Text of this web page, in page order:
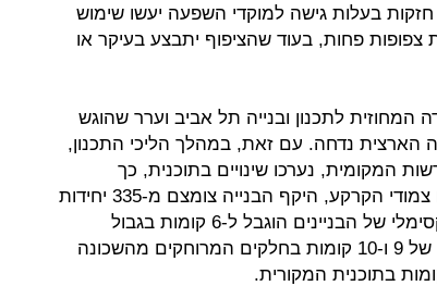
חזקות בעלות גישה למוקדי השפעה יעשו שימוש
צפופות פחות, בעוד שהציפוף יתבצע בעיקר או
לתכנון ובנייה תל אביב וערר שהוגש
הארצית נדחה. עם זאת, במהלך הליכי התכנון,
המקומית, נערכו שינויים בתוכנית, כך
שהבנייה הרוויה הורחקה מהבניינים צמודי הקרקע, היקף הבנייה צומצם מ-335 יחידות
דיור ל-285 יחידות דיור, הגובה המקסימלי של הבניינים הוגבל ל-6 קומות בגבול
הצפוני של התוכנית, ואושרו בניינים של 9 ו-10 קומות בחלקים המרוחקים מהשכונה